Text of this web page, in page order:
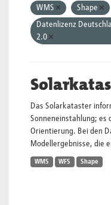
WMS Shape
Datenlizenz
2.0
Das Solarkataster
Sonneneinstahlung; es
Orientierung. Bei den
Modellergebnisse, die
WMS WFS Shape